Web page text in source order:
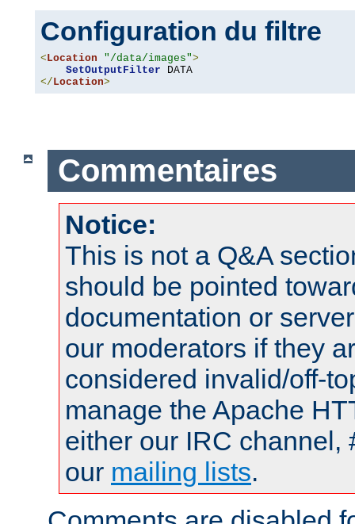
Configuration du filtre
<Location "/data/images">
SetOutputFilter
</Location>
Commentaires
Notice:
This is not a Q&A
should be pointed
documentation or
our moderators if they
considered invalid/off-
manage the Apache
either our IRC channel,
our mailing lists.